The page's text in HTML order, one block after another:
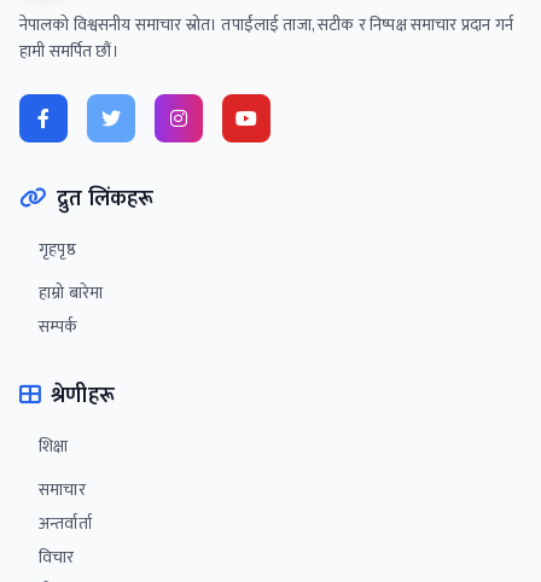
नेपालको विश्वसनीय समाचार स्रोत। तपाईंलाई ताजा, सटीक र निष्पक्ष समाचार प्रदान गर्न
हामी समर्पित छौं।
द्रुत लिंकहरू
गृहपृष्ठ
हाम्रो बारेमा
सम्पर्क
श्रेणीहरू
शिक्षा
समाचार
अन्तर्वार्ता
विचार‌